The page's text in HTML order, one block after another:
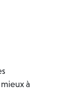
à